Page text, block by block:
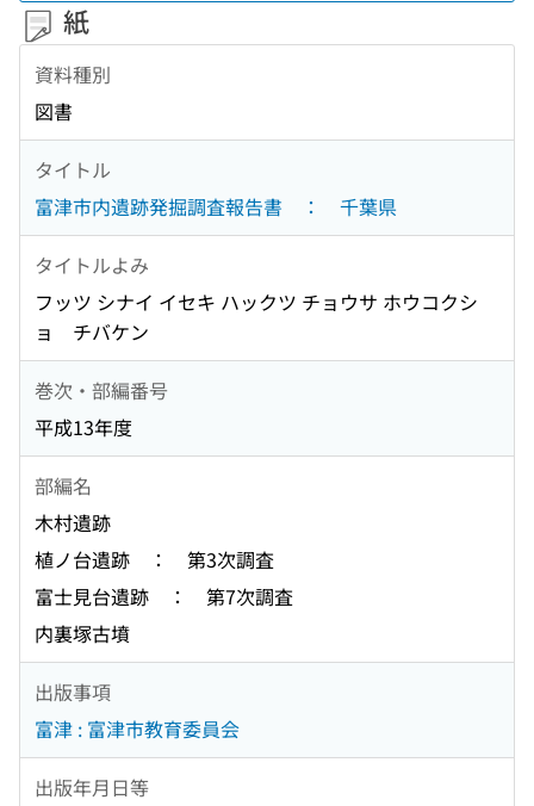
紙
資料種別
図書
タイトル
富津市内遺跡発掘調査報告書 ： 千葉県
タイトルよみ
フッツ シナイ イセキ ハックツ チョウサ ホウコクシ
ョ チバケン
巻次・部編番号
平成13年度
部編名
木村遺跡
植ノ台遺跡 ： 第3次調査
富士見台遺跡 ： 第7次調査
内裏塚古墳
出版事項
富津 : 富津市教育委員会
出版年月日等